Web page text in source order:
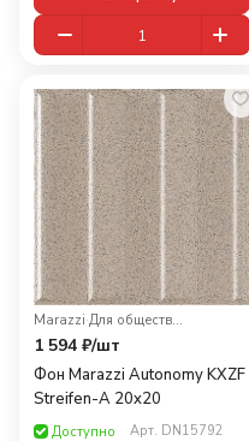
Marazzi· Для общественных помещений
1 594 ₽/шт
Фон Marazzi Autonomy KXZF
Streifen-A 20x20
Доступно Арт. DN15792